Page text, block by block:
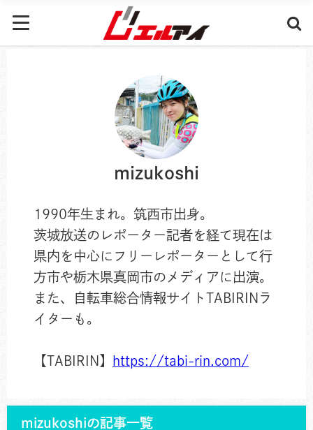
mizukoshi
1990年生まれ。筑西市出身。
茨城放送のレポーター記者を経て現在は
県内を中心にフリーレポーターとして行
方市や栃木県真岡市のメディアに出演。
また、自転車総合情報サイトTABIRINラ
イターも。
【TABIRIN】 https://tabi-rin.com/
mizukoshiの記事一覧